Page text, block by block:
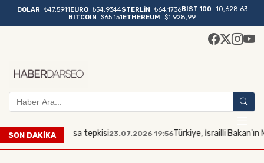
DOLAR ₺47,5911EURO ₺54,9344STERLİN ₺64,1736BIST 100
10,628.63
BITCOIN
$65.151ETHEREUM $1.928,99
SON DAKİKA
Mescidi Aksa tepkisi23.07.2026 19:56Türkiye, İsrailli Bakan'ın Mescid-